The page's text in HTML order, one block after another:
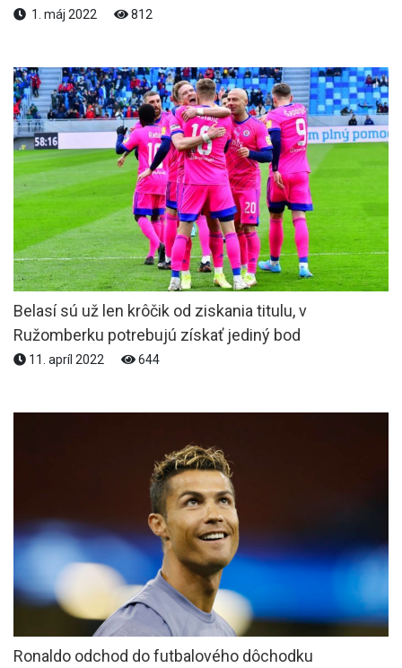
1. máj 2022 812
Belasí sú už len krôčik od ziskania titulu, v
Ružomberku potrebujú získať jediný bod
11. apríl 2022 644
Ronaldo odchod do futbalového dôchodku